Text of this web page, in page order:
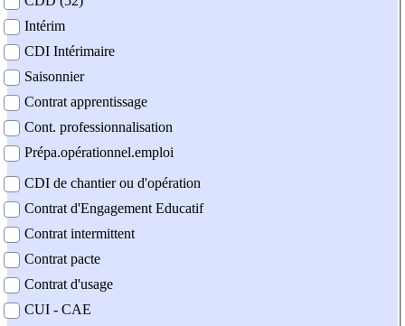
Intérim
CDI Intérimaire
Saisonnier
Contrat apprentissage
Cont. professionnalisation
Prépa.opérationnel.emploi
CDI de chantier ou d'opération
Contrat d'Engagement Educatif
Contrat intermittent
Contrat pacte
Contrat d'usage
CUI - CAE